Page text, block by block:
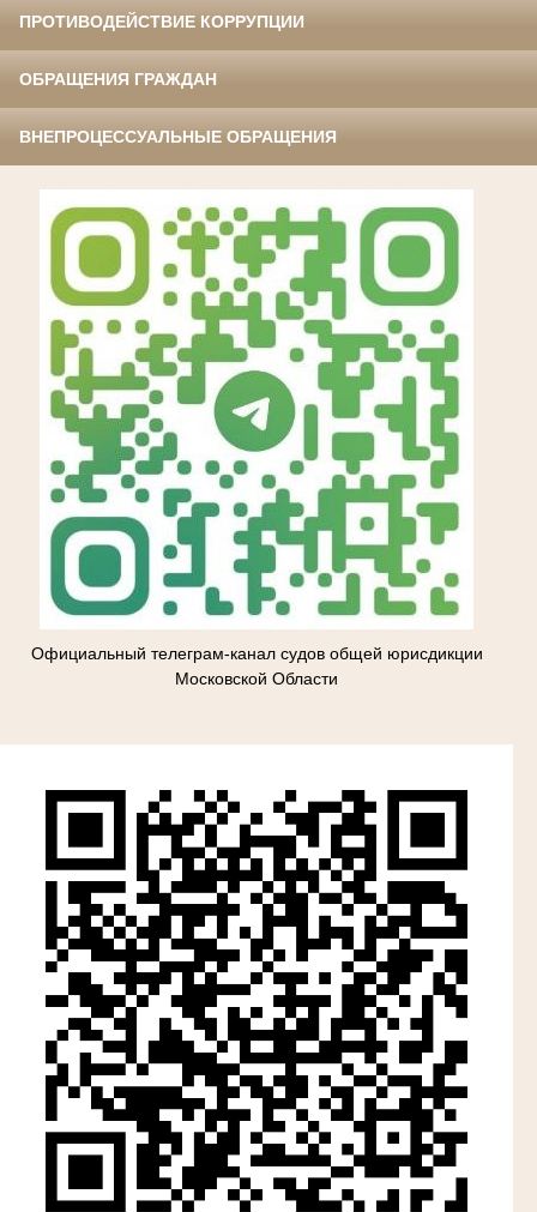
ПРОТИВОДЕЙСТВИЕ КОРРУПЦИИ
ОБРАЩЕНИЯ ГРАЖДАН
ВНЕПРОЦЕССУАЛЬНЫЕ ОБРАЩЕНИЯ
Официальный телеграм-канал судов общей юрисдикции
Московской Области